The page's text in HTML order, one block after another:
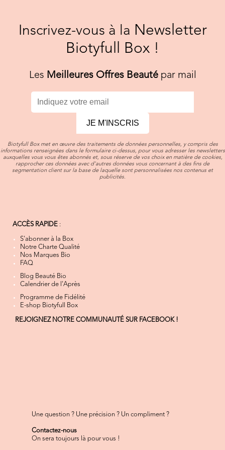
Inscrivez-vous à la Newsletter
Biotyfull Box !
Les Meilleures Offres Beautépar mail
JE M'INSCRIS
Biotyfull Box met en œuvre des traitements de données personnelles, y compris des
informations renseignées dans le formulaire ci-dessus, pour vous adresser les newsletters
auxquelles vous vous êtes abonnés et, sous réserve de vos choix en matière de cookies,
rapprocher ces données avec d’autres données vous concernant à des fins de
segmentation client sur la base de laquelle sont personnalisées nos contenus et
publicités.
ACCÈS RAPIDE :
S'abonner à la Box
Notre Charte Qualité
Nos Marques Bio
FAQ
Blog Beauté Bio
Calendrier de l'Après
Programme de Fidélité
E-shop Biotyfull Box
REJOIGNEZ NOTRE COMMUNAUTÉ SUR FACEBOOK !
Une question ? Une précision ? Un compliment ?
Contactez-nous
On sera toujours là pour vous !